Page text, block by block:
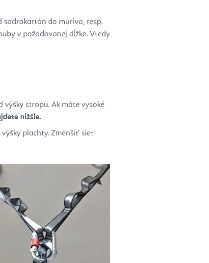
do muriva, resp.
v požadovanej dĺžke. Vtedy
výšky stropu. Ak máte vysoké
nižšie.
výšky plachty. Zmenšiť sieť